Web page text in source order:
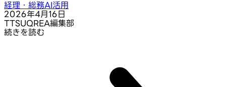
経理・総務AI活用
2026年4月16日
TTSUQREA編集部
続きを読む